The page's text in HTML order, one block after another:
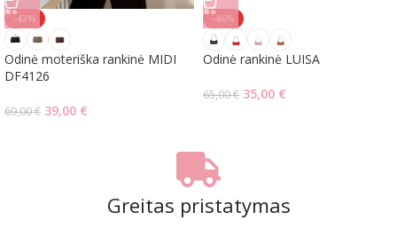
-43%
Odinė moteriška rankinė MIDI
DF4126
69,00€ 39,00 €
-46%
Odinė rankinė LUISA
65,00€ 35,00 €
Greitas pristatymas